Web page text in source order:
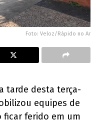
Foto: Veloz/Rápido no Ar
tarde desta terça-
equipes de
ficar ferido em um